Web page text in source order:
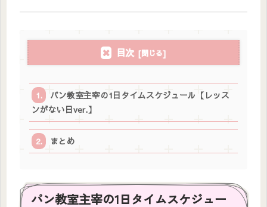
目次
パン教室主宰の1日タイムスケジュール【レッス
ンがない日ver.】
まとめ
パン教室主宰の1日タイムスケジュー